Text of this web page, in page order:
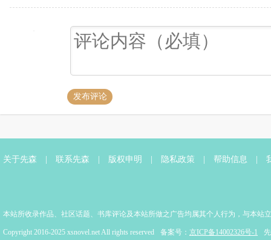
发布评论
关于先森 联系先森 版权申明 隐私政策 帮助信息
本站所收录作品、社区话题、书库评论及本站所做之广告均属其个人行为，与本站
Copyright 2016-2025 xsnovel.net All rights reserved 备案号： 京ICP备14002326号-1